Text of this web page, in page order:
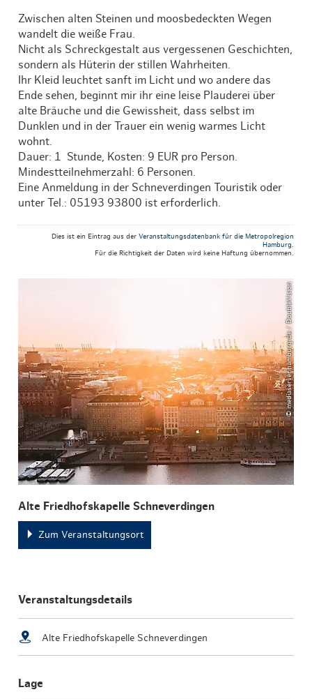
Zwischen alten Steinen und moosbedeckten Wegen
wandelt die weiße Frau.
Nicht als Schreckgestalt aus vergessenen Geschichten,
sondern als Hüterin der stillen Wahrheiten.
Ihr Kleid leuchtet sanft im Licht und wo andere das
Ende sehen, beginnt mir ihr eine leise Plauderei über
alte Bräuche und die Gewissheit, dass selbst im
Dunklen und in der Trauer ein wenig warmes Licht
wohnt.
Dauer: 1 Stunde, Kosten: 9 EUR pro Person.
Mindestteilnehmerzahl: 6 Personen.
Eine Anmeldung in der Schneverdingen Touristik oder
unter Tel.: 05193 93800 ist erforderlich.
Dies ist ein Eintrag aus der Veranstaltungsdatenbank für die Metropolregion
Hamburg.
Für die Richtigkeit der Daten wird keine Haftung übernommen.
© mediaserver.hamburg.de / DoubleVision
Alte Friedhofskapelle Schneverdingen
Zum Veranstaltungsort
Veranstaltungsdetails
Alte Friedhofskapelle Schneverdingen
Lage